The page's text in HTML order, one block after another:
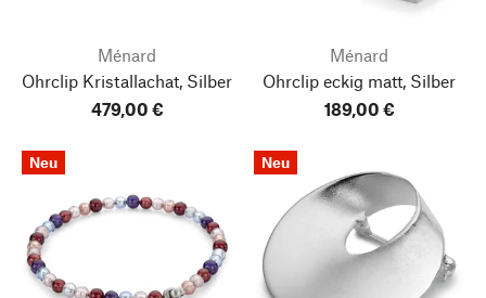
Ménard
Ohrclip Kristallachat, Silber
479,00 €
Ménard
Ohrclip eckig matt, Silber
189,00 €
Neu Neu